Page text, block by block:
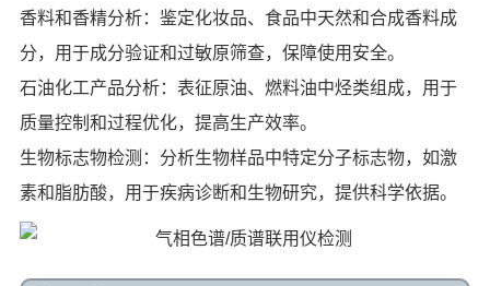
香料和香精分析：鉴定化妆品、食品中天然和合成香料成
分，用于成分验证和过敏原筛查，保障使用安全。
石油化工产品分析：表征原油、燃料油中烃类组成，用于
质量控制和过程优化，提高生产效率。
生物标志物检测：分析生物样品中特定分子标志物，如激
素和脂肪酸，用于疾病诊断和生物研究，提供科学依据。